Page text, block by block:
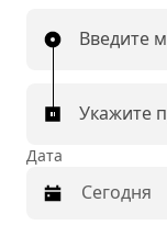
Введите
Укажите
Дата